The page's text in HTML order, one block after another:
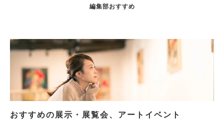
編集部おすすめ
おすすめの展示・展覧会、アートイベント